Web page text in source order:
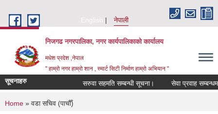
English
नेपाली
निजगढ नगरपालिका, नगर कार्यपालिकाको कार्यालय
मधेश प्रदेश ,नेपाल
" हाम्रो नगर हाम्रो शान , स्मार्ट सिटी निर्माण हाम्रो अभियान "
सूचनाहरु सरुवा सहमति सम्बन्धी सूचना। सेवा प्रवाह सम्बन्धमा।
You are here
Home » वडा सचिव (पाचौँ)